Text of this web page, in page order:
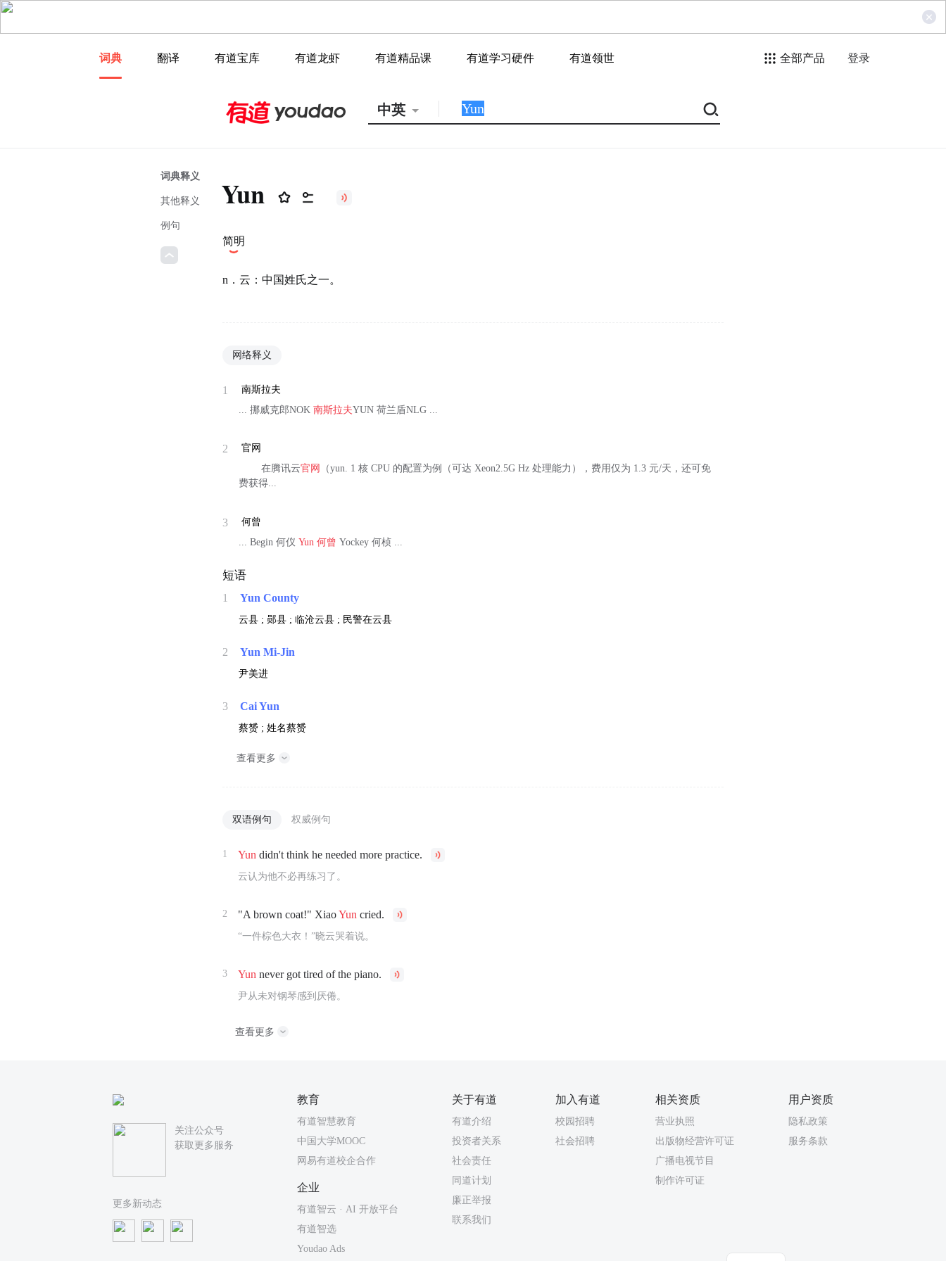
词典 翻译 有道宝库 有道龙虾 有道精品课 有道学习硬件 有道领世 全部产品 登录
中英
词典释义
其他释义
例句
Yun
简明
n．云：中国姓氏之一。
网络释义
1
南斯拉夫
... 挪威克郎NOK南斯拉夫YUN 荷兰盾NLG ...
2
官网
在腾讯云官网
（yun. 1 核 CPU 的配置为例（可达 Xeon2.5G Hz 处理能力），费用仅为 1.3 元/天，还可免
费获得...
3
何曾
... Begin 何仪Yun 何曾 Yockey 何桢 ...
短语
1 Yun County
云县 ; 郧县 ; 临沧云县 ; 民警在云县
2 Yun Mi-Jin
尹美进
3 Cai Yun
蔡赟 ; 姓名蔡赟
查看更多
双语例句 权威例句
1 Yun didn't think he needed more practice.
云认为他不必再练习了。
2 "A brown coat!" XiaoYun cried.
“一件棕色大衣！”晓云哭着说。
3 Yun never got tired of the piano.
尹从未对钢琴感到厌倦。
查看更多
关注公众号
获取更多服务
更多新动态
教育
有道智慧教育
中国大学MOOC
网易有道校企合作
关于有道
有道介绍
投资者关系
社会责任
同道计划
廉正举报
联系我们
加入有道
校园招聘
社会招聘
相关资质
营业执照
出版物经营许可证
广播电视节目
制作许可证
用户资质
隐私政策
服务条款
企业
有道智云 · AI 开放平台
有道智选
Youdao Ads